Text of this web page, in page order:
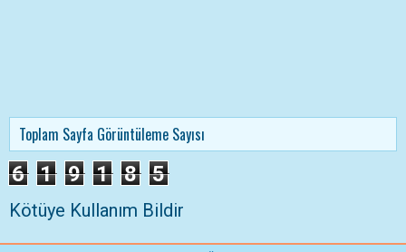
Toplam Sayfa Görüntüleme Sayısı
6 1 9 1 8 5
Kötüye Kullanım Bildir